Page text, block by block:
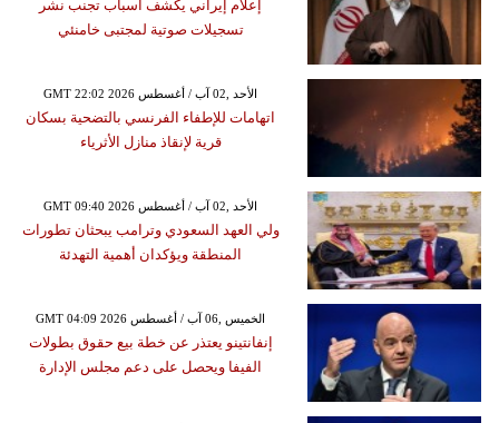
إعلام إيراني يكشف أسباب تجنب نشر
تسجيلات صوتية لمجتبى خامنئي
GMT 22:02 2026 الأحد ,02 آب / أغسطس
اتهامات للإطفاء الفرنسي بالتضحية بسكان
قرية لإنقاذ منازل الأثرياء
GMT 09:40 2026 الأحد ,02 آب / أغسطس
ولي العهد السعودي وترامب يبحثان تطورات
المنطقة ويؤكدان أهمية التهدئة
GMT 04:09 2026 الخميس ,06 آب / أغسطس
إنفانتينو يعتذر عن خطة بيع حقوق بطولات
الفيفا ويحصل على دعم مجلس الإدارة